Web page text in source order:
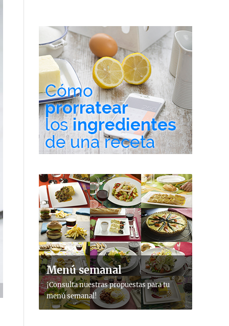
Menú semanal
¡Consulta nuestras propuestas para tu
menú semanal!